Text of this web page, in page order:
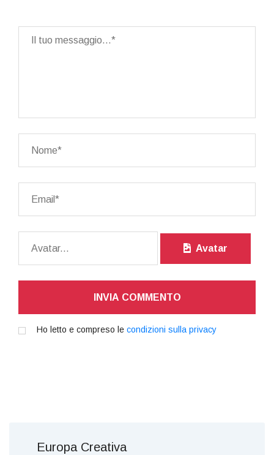
Avatar
INVIA COMMENTO
Ho letto e compreso le condizioni sulla privacy
Europa Creativa